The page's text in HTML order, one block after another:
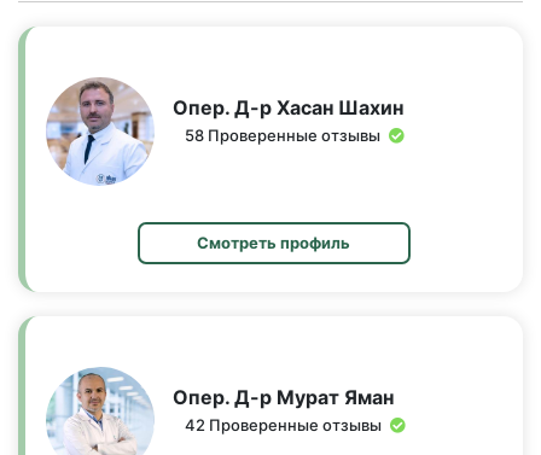
Опер. Д-р Хасан Шахин
58 Проверенные отзывы
Смотреть профиль
Опер. Д-р Мурат Яман
42 Проверенные отзывы